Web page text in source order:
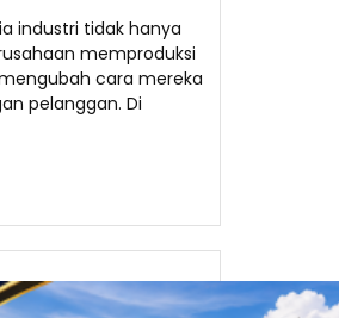
industri tidak hanya
memproduksi
cara mereka
pelanggan. Di